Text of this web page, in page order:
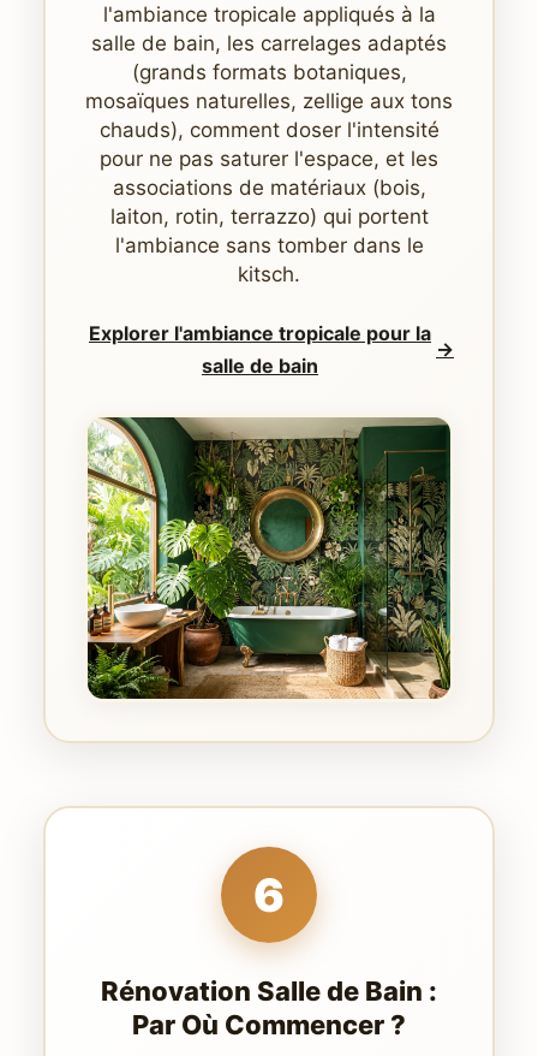
l'ambiance tropicale appliqués à la
salle de bain, les carrelages adaptés
(grands formats botaniques,
mosaïques naturelles, zellige aux tons
chauds), comment doser l'intensité
pour ne pas saturer l'espace, et les
associations de matériaux (bois,
laiton, rotin, terrazzo) qui portent
l'ambiance sans tomber dans le
kitsch.
Explorer l'ambiance tropicale pour la
salle de bain
→
6
Rénovation Salle de Bain :
Par Où Commencer ?